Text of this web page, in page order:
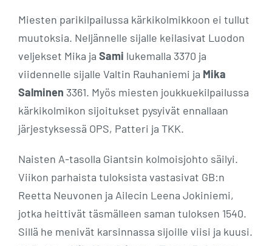
Miesten parikilpailussa kärkikolmikkoon ei tullut
muutoksia. Neljännelle sijalle keilasivat Luodon
veljekset Mika ja Sami lukemalla 3370 ja
viidennelle sijalle Valtin Rauhaniemi ja Mika
Salminen 3361. Myös miesten joukkuekilpailussa
kärkikolmikon sijoitukset pysyivät ennallaan
järjestyksessä OPS, Patteri ja TKK.
Naisten A-tasolla Giantsin kolmoisjohto säilyi.
Viikon parhaista tuloksista vastasivat GB:n
Reetta Neuvonen ja Ailecin Leena Jokiniemi,
jotka heittivät täsmälleen saman tuloksen 1540.
Sillä he menivät karsinnassa sijoille viisi ja kuusi.